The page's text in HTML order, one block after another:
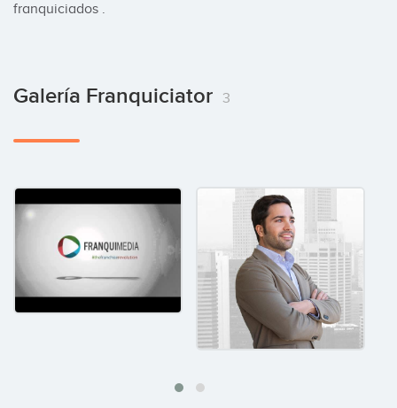
franquiciados .
Galería Franquiciator 3